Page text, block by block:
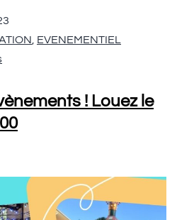
EVENEMENTIEL
! Louez le